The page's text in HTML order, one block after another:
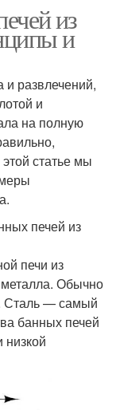
из
и
развлечений,
и
на полную
статье мы
печей из
печи из
Обычно
Сталь — самый
банных печей
низкой